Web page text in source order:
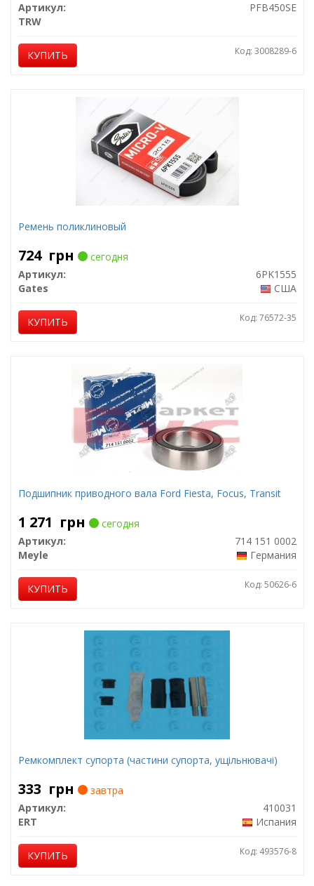
Артикул:
PFB450SE
TRW
КУПИТЬ Код: 3008289-6
Ремень поликлиновый
724 грн
сегодня
Артикул:
6PK1555
Gates
США
КУПИТЬ Код: 76572-35
Подшипник приводного вала Ford Fiesta, Focus, Transit
1 271 грн
сегодня
Артикул:
714 151 0002
Meyle
Германия
КУПИТЬ Код: 50626-6
Ремкомплект супорта (частини супорта, ущільнювачі)
333 грн
завтра
Артикул:
410031
ERT
Испания
КУПИТЬ Код: 493576-8